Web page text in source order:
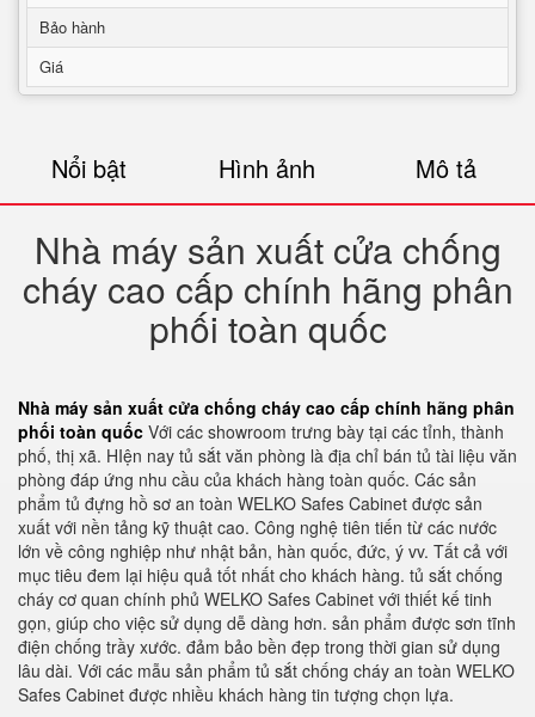
Bảo hành
Giá
Nổi bật Hình ảnh Mô tả
Nhà máy sản xuất cửa chống
cháy cao cấp chính hãng phân
phối toàn quốc
Nhà máy sản xuất cửa chống cháy cao cấp chính hãng phân
phối toàn quốc Với các showroom trưng bày tại các tỉnh, thành
phố, thị xã. HIện nay tủ sắt văn phòng là địa chỉ bán tủ tài liệu văn
phòng đáp ứng nhu cầu của khách hàng toàn quốc. Các sản
phẩm tủ đựng hồ sơ an toàn WELKO Safes Cabinet được sản
xuất với nền tảng kỹ thuật cao. Công nghệ tiên tiến từ các nước
lớn về công nghiệp như nhật bản, hàn quốc, đức, ý vv. Tất cả với
mục tiêu đem lại hiệu quả tốt nhất cho khách hàng. tủ sắt chống
cháy cơ quan chính phủ WELKO Safes Cabinet với thiết kế tinh
gọn, giúp cho việc sử dụng dễ dàng hơn. sản phẩm được sơn tĩnh
điện chống trầy xước. đảm bảo bền đẹp trong thời gian sử dụng
lâu dài. Với các mẫu sản phẩm tủ sắt chống cháy an toàn WELKO
Safes Cabinet được nhiều khách hàng tin tượng chọn lựa.